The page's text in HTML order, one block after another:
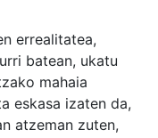
errealitatea,
batean, ukatu
mahaia
eskasa izaten da,
atzeman zuten,